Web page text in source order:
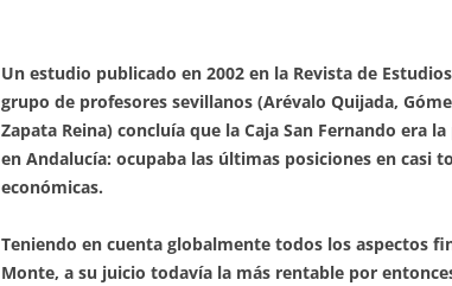
Un estudio publicado en 2002 en la Revista de
grupo de profesores sevillanos (Arévalo Quijada,
Zapata Reina) concluía que la Caja San Fernando era
en Andalucía: ocupaba las últimas posiciones en casi
económicas.
Teniendo en cuenta globalmente todos los aspectos
Monte, a su juicio todavía la más rentable por